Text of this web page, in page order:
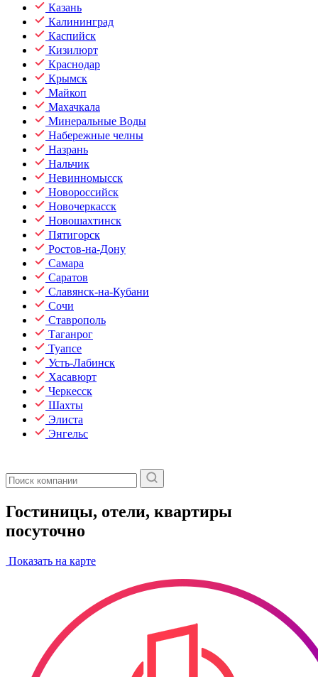
Казань
Калининград
Каспийск
Кизилюрт
Краснодар
Крымск
Майкоп
Махачкала
Минеральные Воды
Набережные челны
Назрань
Нальчик
Невинномысск
Новороссийск
Новочеркасск
Новошахтинск
Пятигорск
Ростов-на-Дону
Самара
Саратов
Славянск-на-Кубани
Сочи
Ставрополь
Таганрог
Туапсе
Усть-Лабинск
Хасавюрт
Черкесск
Шахты
Элиста
Энгельс
Гостиницы, отели, квартиры
посуточно
Показать на карте